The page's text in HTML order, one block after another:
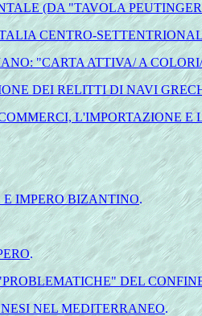
(DA "TAVOLA
CENTRO-
"CARTA ATTIVA/ A
DEI RELITTI DI NAVI
L'IMPORTAZIONE
IMPERO BIZANTINO.
.
DEL
NEL MEDITERRANEO.